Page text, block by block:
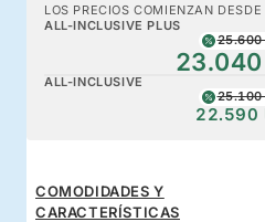
LOS PRECIOS COMIENZAN DESDE
ALL-INCLUSIVE PLUS
25.600
ALL-INCLUSIVE
25.100
22.590
COMODIDADES Y
CARACTERÍSTICAS